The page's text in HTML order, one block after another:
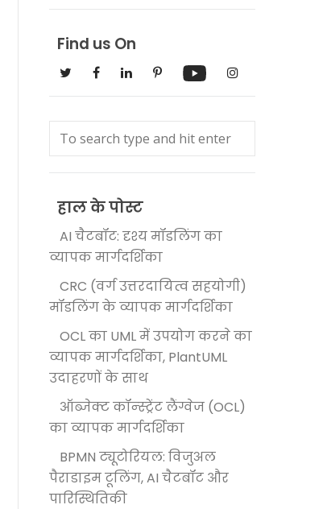
Find us On
हाल के पोस्ट
AI चैटबॉट: दृश्य मॉडलिंग का
व्यापक मार्गदर्शिका
CRC (वर्ग उत्तरदायित्व सहयोगी)
मॉडलिंग के व्यापक मार्गदर्शिका
OCL का UML में उपयोग करने का
व्यापक मार्गदर्शिका, PlantUML
उदाहरणों के साथ
ऑब्जेक्ट कॉन्स्ट्रेंट लैंग्वेज (OCL)
का व्यापक मार्गदर्शिका
BPMN ट्यूटोरियल: विजुअल
पैराडाइम टूलिंग, AI चैटबॉट और
पारिस्थितिकी